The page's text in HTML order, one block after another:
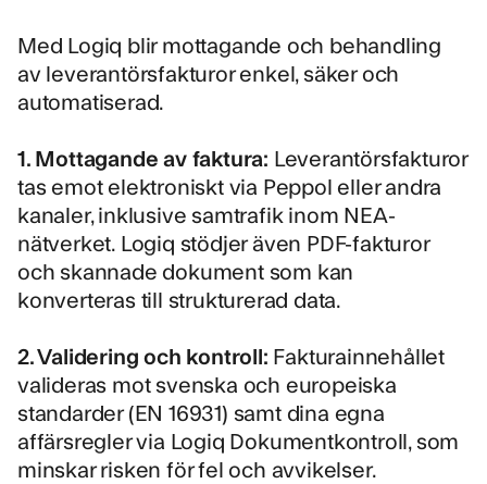
Med Logiq blir mottagande och behandling
av leverantörsfakturor enkel, säker och
automatiserad.
1. Mottagande av faktura: Leverantörsfakturor
tas emot elektroniskt via Peppol eller andra
kanaler, inklusive samtrafik inom NEA-
nätverket. Logiq stödjer även PDF-fakturor
och skannade dokument som kan
konverteras till strukturerad data.
2. Validering och kontroll: Fakturainnehållet
valideras mot svenska och europeiska
standarder (EN 16931) samt dina egna
affärsregler via Logiq Dokumentkontroll, som
minskar risken för fel och avvikelser.